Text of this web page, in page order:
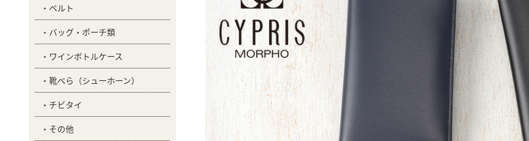
ベルト
バッグ・ポーチ類
ワインボトルケース
靴べら（シューホーン）
チビタイ
その他